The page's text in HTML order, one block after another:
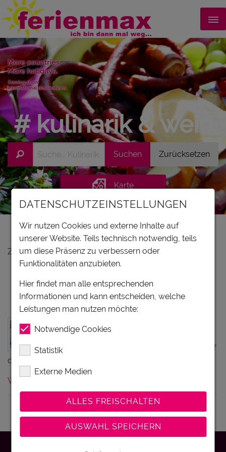
# kulinarik & wein
Karte
Kulinarik & Wein in Tirol
Zu Ihrer Anfrage gibt es keine Treffer.
ABE – Alpen Ballon Events -
Ballonfahren in Österreich
Events-Piloten entführen Sie ins
Ballonfahrten-Abenteuer. Atmen Sie tief
durch, heben Sie mit uns ab und spüren…
Weiterlesen
Österreich Tirol Steiermark
DATENSCHUTZEINSTELLUNGEN
Wir nutzen Cookies und externe Inhalte auf
unserer Website. Teils technisch notwendig, teils
um diese Präsenz zu verbessern oder
Funktionalitäten anzubieten.
Hier findet man alle entsprechenden
Informationen und kann entscheiden, welche
Leistungen man nutzen möchte:
Notwendige Cookies
Statistik
Externe Medien
ALLES FREISCHALTEN
AUSWAHL SPEICHERN